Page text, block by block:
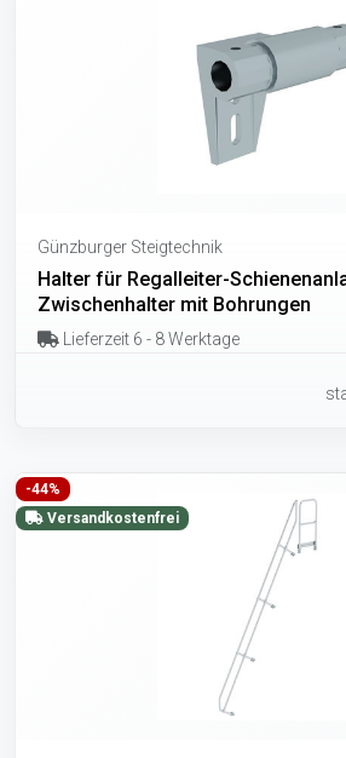
Günzburger Steigtechnik
Halter für Regalleiter-
Zwischenhalter mit Bohrungen
Lieferzeit 6 - 8 Werktage
-44%
Versandkostenfrei